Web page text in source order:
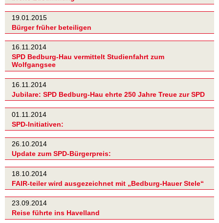
19.01.2015
Bürger früher beteiligen
16.11.2014
SPD Bedburg-Hau vermittelt Studienfahrt zum
Wolfgangsee
16.11.2014
Jubilare: SPD Bedburg-Hau ehrte 250 Jahre Treue zur SPD
01.11.2014
SPD-Initiativen:
26.10.2014
Update zum SPD-Bürgerpreis:
18.10.2014
FAIR-teiler wird ausgezeichnet mit „Bedburg-Hauer Stele“
23.09.2014
Reise führte ins Havelland